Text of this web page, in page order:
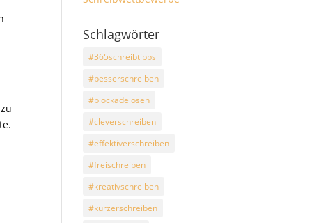
Schlagwörter
#365schreibtipps
#besserschreiben
#blockadelösen
#cleverschreiben
#effektiverschreiben
#freischreiben
#kreativschreiben
#kürzerschreiben